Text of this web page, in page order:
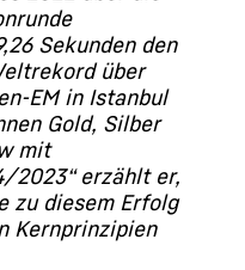
Sekunden den
über
EM in Istanbul
Gold, Silber
mit
erzählt er,
zu diesem Erfolg
Kernprinzipien